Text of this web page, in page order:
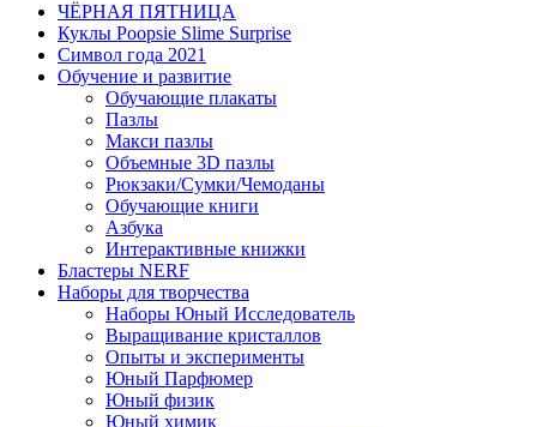
ЧЁРНАЯ ПЯТНИЦА
Куклы Poopsie Slime Surprise
Символ года 2021
Обучение и развитие
Обучающие плакаты
Пазлы
Макси пазлы
Объемные 3D пазлы
Рюкзаки/Сумки/Чемоданы
Обучающие книги
Азбука
Интерактивные книжки
Бластеры NERF
Наборы для творчества
Наборы Юный Исследователь
Выращивание кристаллов
Опыты и эксперименты
Юный Парфюмер
Юный физик
Юный химик